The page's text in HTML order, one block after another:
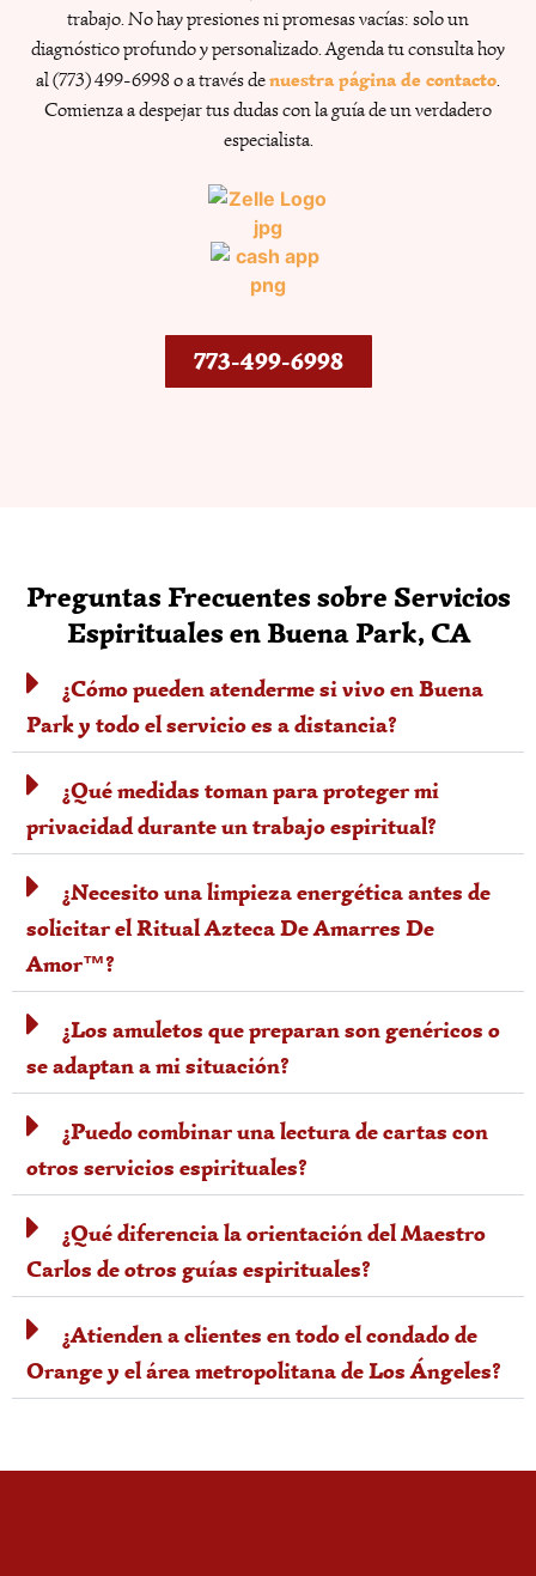
trabajo. No hay presiones ni promesas vacías: solo un
diagnóstico profundo y personalizado. Agenda tu consulta hoy
al (773) 499-6998 o a través denuestra página de contacto.
Comienza a despejar tus dudas con la guía de un verdadero
especialista.
773-499-6998
Preguntas Frecuentes sobre Servicios
Espirituales en Buena Park, CA
¿Cómo pueden atenderme si vivo en Buena
Park y todo el servicio es a distancia?
¿Qué medidas toman para proteger mi
privacidad durante un trabajo espiritual?
¿Necesito una limpieza energética antes de
solicitar el Ritual Azteca De Amarres De
Amor™?
¿Los amuletos que preparan son genéricos o
se adaptan a mi situación?
¿Puedo combinar una lectura de cartas con
otros servicios espirituales?
¿Qué diferencia la orientación del Maestro
Carlos de otros guías espirituales?
¿Atienden a clientes en todo el condado de
Orange y el área metropolitana de Los Ángeles?